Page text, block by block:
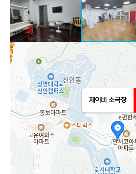
제이비 소극장